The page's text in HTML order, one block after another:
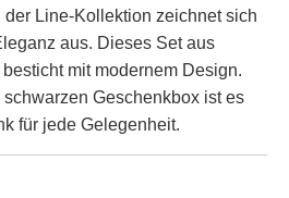
Line-Kollektion zeichnet sich
aus. Dieses Set aus
mit modernem Design.
Geschenkbox ist es
für jede Gelegenheit.